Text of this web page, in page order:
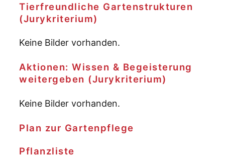
Tierfreundliche Gartenstrukturen
(Jurykriterium)
Keine Bilder vorhanden.
Aktionen: Wissen & Begeisterung
weitergeben (Jurykriterium)
Keine Bilder vorhanden.
Plan zur Gartenpflege
Pflanzliste